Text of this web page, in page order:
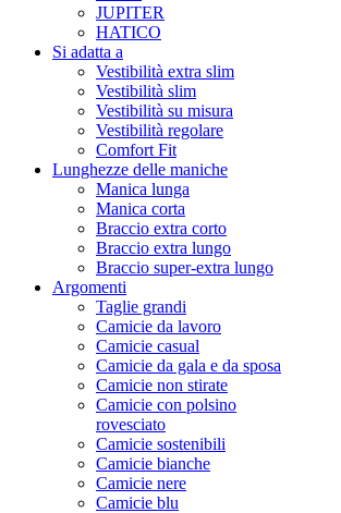
JUPITER
HATICO
Si adatta a
Vestibilità extra slim
Vestibilità slim
Vestibilità su misura
Vestibilità regolare
Comfort Fit
Lunghezze delle maniche
Manica lunga
Manica corta
Braccio extra corto
Braccio extra lungo
Braccio super-extra lungo
Argomenti
Taglie grandi
Camicie da lavoro
Camicie casual
Camicie da gala e da sposa
Camicie non stirate
Camicie con polsino
rovesciato
Camicie sostenibili
Camicie bianche
Camicie nere
Camicie blu